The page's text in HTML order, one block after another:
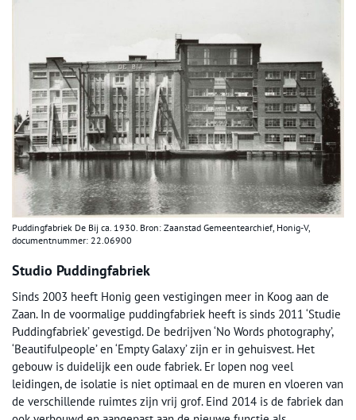
Puddingfabriek De Bij ca. 1930. Bron: Zaanstad Gemeentearchief, Honig-V,
documentnummer: 22.06900
Studio Puddingfabriek
Sinds 2003 heeft Honig geen vestigingen meer in Koog aan de
Zaan. In de voormalige puddingfabriek heeft is sinds 2011 ‘Studie
Puddingfabriek’ gevestigd. De bedrijven ‘No Words photography’,
‘Beautifulpeople’ en ‘Empty Galaxy’ zijn er in gehuisvest. Het
gebouw is duidelijk een oude fabriek. Er lopen nog veel
leidingen, de isolatie is niet optimaal en de muren en vloeren van
de verschillende ruimtes zijn vrij grof. Eind 2014 is de fabriek dan